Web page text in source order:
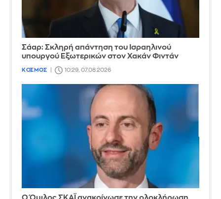
Σάαρ: Σκληρή απάντηση του Ισραηλινού
υπουργού Εξωτερικών στον Χακάν Φιντάν
ΚΟΣΜΟΣ 10:29, 07.08.2026